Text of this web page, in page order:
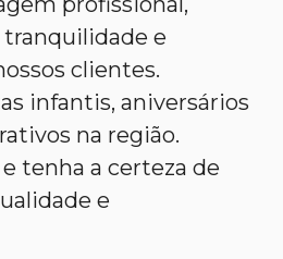
e
clientes.
infantis, aniversários
na região.
tenha a certeza de
e